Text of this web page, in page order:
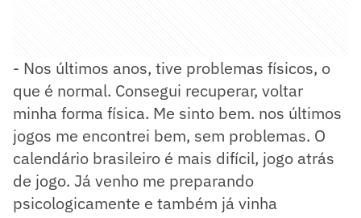
- Nos últimos anos, tive problemas físicos, o
que é normal. Consegui recuperar, voltar
minha forma física. Me sinto bem. nos últimos
jogos me encontrei bem, sem problemas. O
calendário brasileiro é mais difícil, jogo atrás
de jogo. Já venho me preparando
psicologicamente e também já vinha